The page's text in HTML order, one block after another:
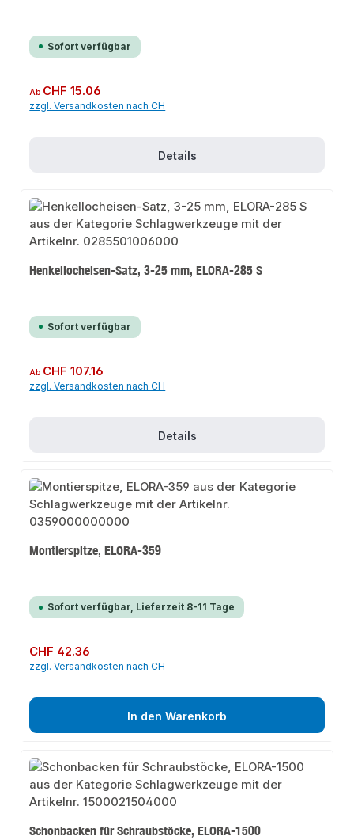
Sofort verfügbar
Regulärer Preis:
Ab CHF 15.06
zzgl. Versandkosten nach CH
Details
Henkellocheisen-Satz, 3-25 mm, ELORA-285 S
Sofort verfügbar
Regulärer Preis:
Ab CHF 107.16
zzgl. Versandkosten nach CH
Details
Montierspitze, ELORA-359
Sofort verfügbar, Lieferzeit 8-11 Tage
Regulärer Preis:
CHF 42.36
zzgl. Versandkosten nach CH
In den Warenkorb
Schonbacken für Schraubstöcke, ELORA-1500